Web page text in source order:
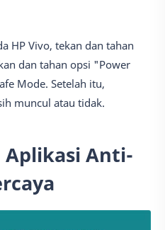
HP Vivo, tekan dan tahan
dan tahan opsi "Power
Mode. Setelah itu,
muncul atau tidak.
Anti-